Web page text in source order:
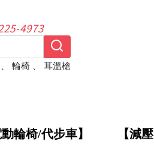
4973
輪椅、 耳溫槍
動輪椅/代步車】 【減